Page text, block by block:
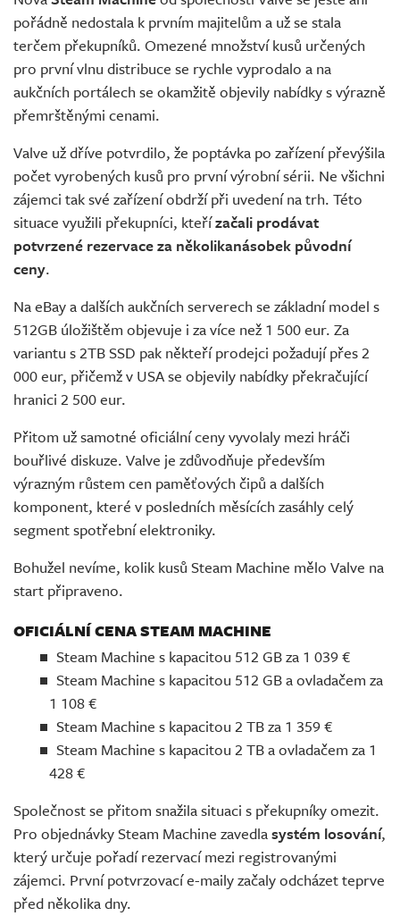
Živě
pořádně nedostala k prvním majitelům a už se stala
terčem překupníků. Omezené množství kusů určených
pro první vlnu distribuce se rychle vyprodalo a na
aukčních portálech se okamžitě objevily nabídky s výrazně
přemrštěnými cenami.
Valve už dříve potvrdilo, že poptávka po zařízení převýšila
počet vyrobených kusů pro první výrobní sérii. Ne všichni
zájemci tak své zařízení obdrží při uvedení na trh. Této
situace využili překupníci, kteřízačali prodávat
potvrzené rezervace za několikanásobek původní
ceny.
Na eBay a dalších aukčních serverech se základní model s
512GB úložištěm objevuje i za více než 1 500 eur. Za
variantu s 2TB SSD pak někteří prodejci požadují přes 2
000 eur, přičemž v USA se objevily nabídky překračující
hranici 2 500 eur.
Přitom už samotné oficiální ceny vyvolaly mezi hráči
bouřlivé diskuze. Valve je zdůvodňuje především
výrazným růstem cen paměťových čipů a dalších
komponent, které v posledních měsících zasáhly celý
segment spotřební elektroniky.
Bohužel nevíme, kolik kusů Steam Machine mělo Valve na
start připraveno.
OFICIÁLNÍ CENA STEAM MACHINE
Steam Machine s kapacitou 512 GB za 1 039 €
Steam Machine s kapacitou 512 GB a ovladačem za
1 108 €
Steam Machine s kapacitou 2 TB za 1 359 €
Steam Machine s kapacitou 2 TB a ovladačem za 1
428 €
Společnost se přitom snažila situaci s překupníky omezit.
Pro objednávky Steam Machine zavedlasystém losování,
který určuje pořadí rezervací mezi registrovanými
zájemci. První potvrzovací e-maily začaly odcházet teprve
před několika dny.